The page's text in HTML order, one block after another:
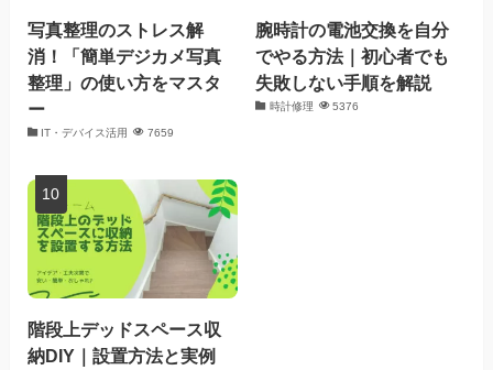
写真整理のストレス解
消！「簡単デジカメ写真
整理」の使い方をマスタ
ー
IT・デバイス活用 7659
腕時計の電池交換を自分
でやる方法｜初心者でも
失敗しない手順を解説
時計修理 5376
階段上デッドスペース収
納DIY｜設置方法と実例